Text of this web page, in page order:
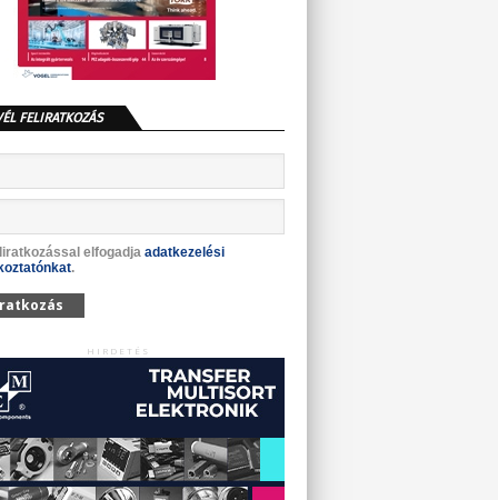
FELIRATKOZÁS
elfogadja adatkezelési
.
HIRDETÉS